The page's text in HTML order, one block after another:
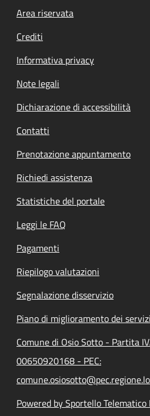
Footer menu
Area riservata
Crediti
Informativa privacy
Note legali
Dichiarazione di accessibilità
Contatti
Prenotazione appuntamento
Richiedi assistenza
Statistiche del portale
Leggi le FAQ
Pagamenti
Riepilogo valutazioni
Segnalazione disservizio
Piano di miglioramento dei servizi
Comune di Osio Sotto - Partita
00650920168 - PEC:
Powered by Sportello